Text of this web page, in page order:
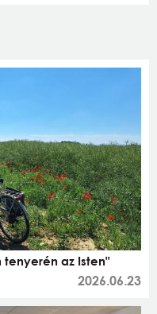
az Isten"
2026.06.23